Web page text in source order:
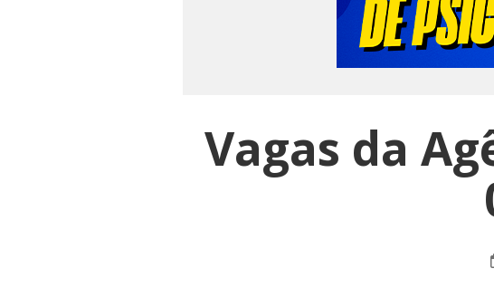
Vagas da